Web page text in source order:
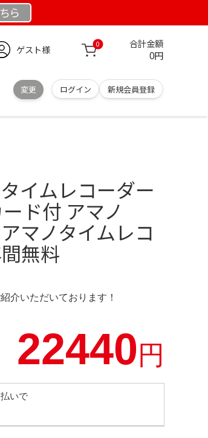
ら
ゲスト様 0 合計金額
0円
変更 ログイン 新規会員登録
イムレコーダー
ド付 アマノ
マノタイムレコ
無料
介いただいております！
22440円
いで